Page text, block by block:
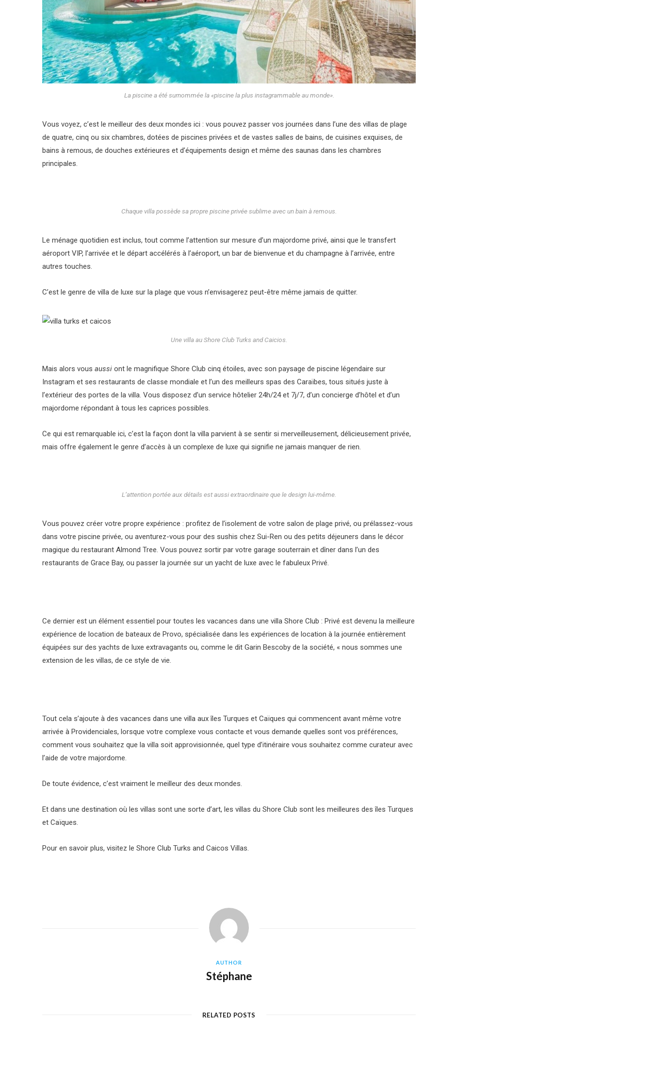
La piscine a été surnommée la «piscine la plus instagrammable au monde».
Vous voyez, c’est le meilleur des deux mondes ici : vous pouvez passer vos journées dans l’une des villas de plage
de quatre, cinq ou six chambres, dotées de piscines privées et de vastes salles de bains, de cuisines exquises, de
bains à remous, de douches extérieures et d’équipements design et même des saunas dans les chambres
principales.
Chaque villa possède sa propre piscine privée sublime avec un bain à remous.
Le ménage quotidien est inclus, tout comme l’attention sur mesure d’un majordome privé, ainsi que le transfert
aéroport VIP, l’arrivée et le départ accélérés à l’aéroport, un bar de bienvenue et du champagne à l’arrivée, entre
autres touches.
C’est le genre de villa de luxe sur la plage que vous n’envisagerez peut-être même jamais de quitter.
Une villa au Shore Club Turks and Caicios.
Mais alors vous aussi ont le magnifique Shore Club cinq étoiles, avec son paysage de piscine légendaire sur
Instagram et ses restaurants de classe mondiale et l’un des meilleurs spas des Caraïbes, tous situés juste à
l’extérieur des portes de la villa. Vous disposez d’un service hôtelier 24h/24 et 7j/7, d’un concierge d’hôtel et d’un
majordome répondant à tous les caprices possibles.
Ce qui est remarquable ici, c’est la façon dont la villa parvient à se sentir si merveilleusement, délicieusement privée,
mais offre également le genre d’accès à un complexe de luxe qui signifie ne jamais manquer de rien.
L’attention portée aux détails est aussi extraordinaire que le design lui-même.
Vous pouvez créer votre propre expérience : profitez de l’isolement de votre salon de plage privé, ou prélassez-vous
dans votre piscine privée, ou aventurez-vous pour des sushis chez Sui-Ren ou des petits déjeuners dans le décor
magique du restaurant Almond Tree. Vous pouvez sortir par votre garage souterrain et dîner dans l’un des
restaurants de Grace Bay, ou passer la journée sur un yacht de luxe avec le fabuleux Privé.
Ce dernier est un élément essentiel pour toutes les vacances dans une villa Shore Club : Privé est devenu la meilleure
expérience de location de bateaux de Provo, spécialisée dans les expériences de location à la journée entièrement
équipées sur des yachts de luxe extravagants ou, comme le dit Garin Bescoby de la société, « nous sommes une
extension de les villas, de ce style de vie.
Tout cela s’ajoute à des vacances dans une villa aux îles Turques et Caïques qui commencent avant même votre
arrivée à Providenciales, lorsque votre complexe vous contacte et vous demande quelles sont vos préférences,
comment vous souhaitez que la villa soit approvisionnée, quel type d’itinéraire vous souhaitez comme curateur avec
l’aide de votre majordome.
De toute évidence, c’est vraiment le meilleur des deux mondes.
Et dans une destination où les villas sont une sorte d’art, les villas du Shore Club sont les meilleures des îles Turques
et Caïques.
Pour en savoir plus, visitez le Shore Club Turks and Caicos Villas.
AUTHOR
Stéphane
RELATED POSTS